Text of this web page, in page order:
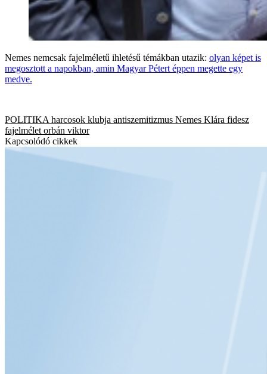
Nemes nemcsak fajelméletű ihletésű témákban utazik: olyan képet is
megosztott a napokban, amin Magyar Pétert éppen megette egy
medve.
POLITIKA harcosok klubja antiszemitizmus Nemes Klára fidesz
fajelmélet orbán viktor
Kapcsolódó cikkek